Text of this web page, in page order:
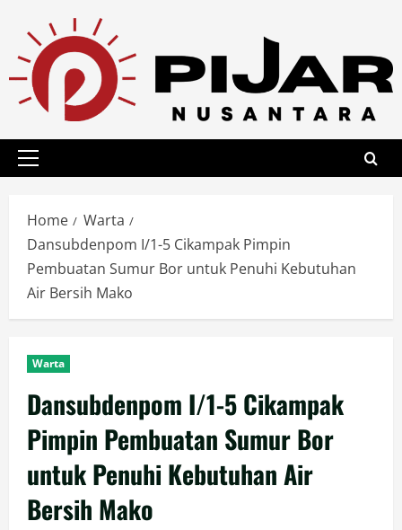
content
Primary
Home
Warta
Dansubdenpom I/1-5 Cikampak Pimpin
Pembuatan Sumur Bor untuk Penuhi Kebutuhan
Air Bersih Mako
Warta
Dansubdenpom I/1-5 Cikampak
Pimpin Pembuatan Sumur Bor
untuk Penuhi Kebutuhan Air
Bersih Mako